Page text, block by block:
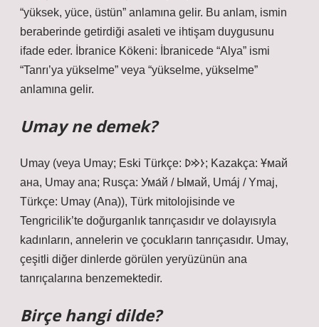
“yüksek, yüce, üstün” anlamına gelir. Bu anlam, ismin
beraberinde getirdiği asaleti ve ihtişam duygusunu
ifade eder. İbranice Kökeni: İbranicede “Alya” ismi
“Tanrı’ya yükselme” veya “yükselme, yükselme”
anlamına gelir.
Umay ne demek?
Umay (veya Umay; Eski Türkçe: 𐰆𐰢𐰖; Kazakça: Ұмай
aна, Umay ana; Rusça: Ума́й / Ымай, Umáj / Ymaj,
Türkçe: Umay (Ana)), Türk mitolojisinde ve
Tengricilik’te doğurganlık tanrıçasıdır ve dolayısıyla
kadınların, annelerin ve çocukların tanrıçasıdır. Umay,
çeşitli diğer dinlerde görülen yeryüzünün ana
tanrıçalarına benzemektedir.
Birçe hangi dilde?